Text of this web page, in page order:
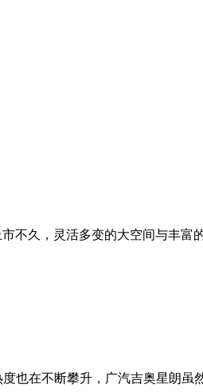
不久，灵活多变的大空间与丰富
也在不断攀升，广汽吉奥星朗